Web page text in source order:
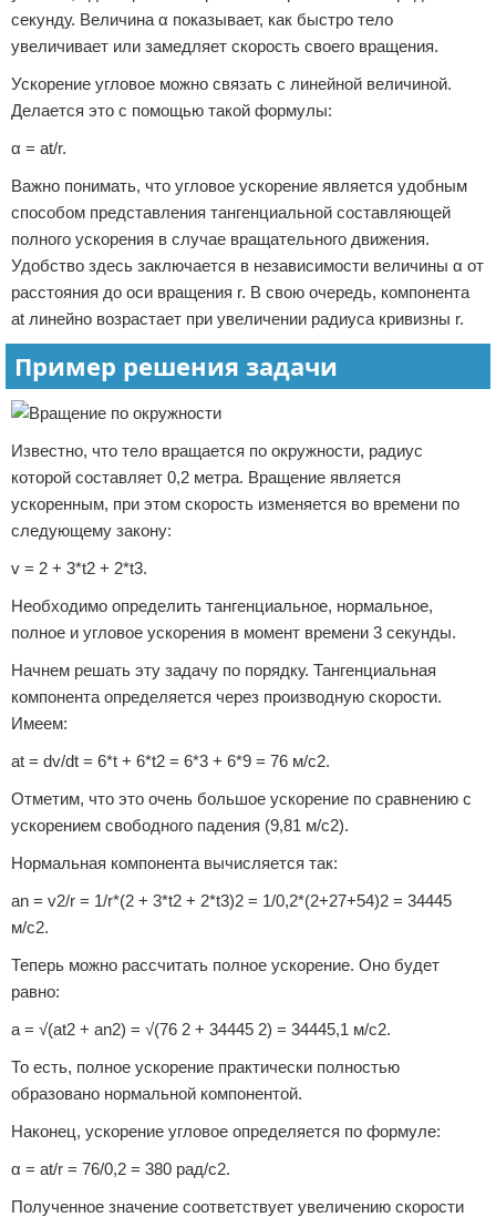
секунду. Величина α показывает, как быстро тело
увеличивает или замедляет скорость своего вращения.
Ускорение угловое можно связать с линейной величиной.
Делается это с помощью такой формулы:
α = at/r.
Важно понимать, что угловое ускорение является удобным
способом представления тангенциальной составляющей
полного ускорения в случае вращательного движения.
Удобство здесь заключается в независимости величины α от
расстояния до оси вращения r. В свою очередь, компонента
at линейно возрастает при увеличении радиуса кривизны r.
Пример решения задачи
Известно, что тело вращается по окружности, радиус
которой составляет 0,2 метра. Вращение является
ускоренным, при этом скорость изменяется во времени по
следующему закону:
v = 2 + 3*t2 + 2*t3.
Необходимо определить тангенциальное, нормальное,
полное и угловое ускорения в момент времени 3 секунды.
Начнем решать эту задачу по порядку. Тангенциальная
компонента определяется через производную скорости.
Имеем:
at = dv/dt = 6*t + 6*t2 = 6*3 + 6*9 = 76 м/с2.
Отметим, что это очень большое ускорение по сравнению с
ускорением свободного падения (9,81 м/с2).
Нормальная компонента вычисляется так:
an = v2/r = 1/r*(2 + 3*t2 + 2*t3)2 = 1/0,2*(2+27+54)2 = 34445
м/c2.
Теперь можно рассчитать полное ускорение. Оно будет
равно:
a = √(at2 + an2) = √(76 2 + 34445 2) = 34445,1 м/с2.
То есть, полное ускорение практически полностью
образовано нормальной компонентой.
Наконец, ускорение угловое определяется по формуле:
α = at/r = 76/0,2 = 380 рад/с2.
Полученное значение соответствует увеличению скорости